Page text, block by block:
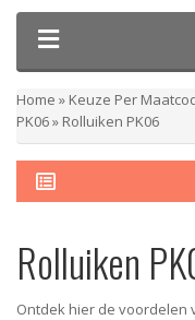
Home » Keuze Per
PK06» Rolluiken PK06
Rolluiken
Ontdek hier de voordelen